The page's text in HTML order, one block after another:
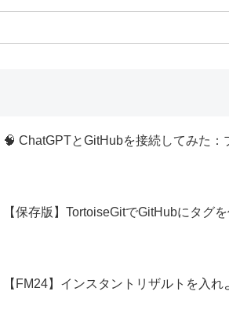
🧠 ChatGPTとGitHubを接続してみた
【保存版】TortoiseGitでGitHubにタグ
【FM24】インスタントリザルトを入れ